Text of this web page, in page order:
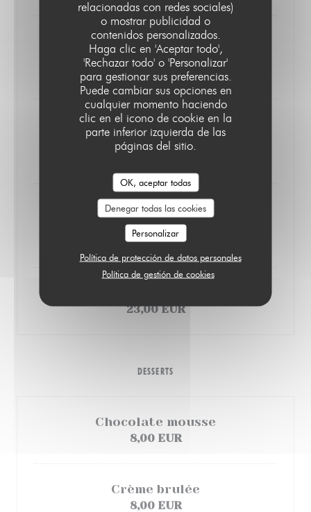
relacionadas con redes sociales)
o mostrar publicidad o
contenidos personalizados.
Haga clic en 'Aceptar todo',
'Rechazar todo' o 'Personalizar'
para gestionar sus preferencias.
Puede cambiar sus opciones en
cualquier momento haciendo
clic en el icono de cookie en la
parte inferior izquierda de las
páginas del sitio.
OK, aceptar todas
Denegar todas las cookies
Personalizar
Política de protección de datos personales
Política de gestión de cookies
Entrecôte steak, blue cheese sauce
and potatoe gratin
24,00 EUR
Salmon , butter and lemon sauce
with vegetables
Duck breast, green peppercorn
sauce, mashed celery
24,00 EUR
Pork ribs, honey sauce and endives
23,00 EUR
DESSERTS
Chocolate mousse
8,00 EUR
Crème brulée
8,00 EUR
LE PARIS 17